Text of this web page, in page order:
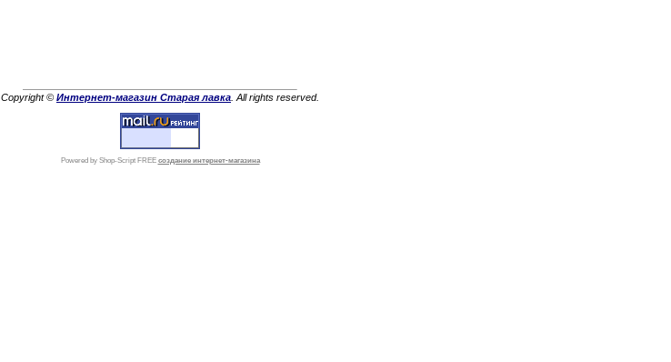
Copyright © Интернет-магазин Старая лавка . All rights reserved.
Powered by Shop-Script FREE создание интернет-магазина